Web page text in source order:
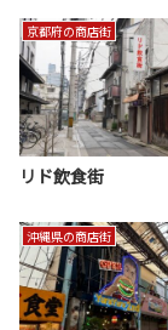
京都府の商店街
リド飲食街
沖縄県の商店街